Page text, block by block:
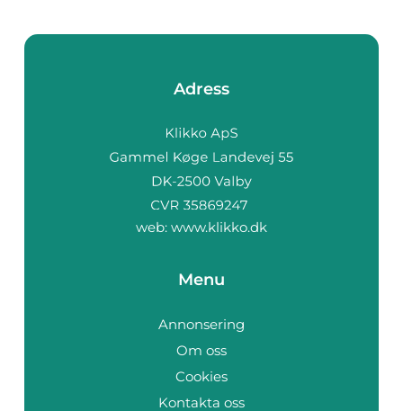
Adress
web: www.klikko.dk
Menu
Annonsering
Om oss
Cookies
Kontakta oss